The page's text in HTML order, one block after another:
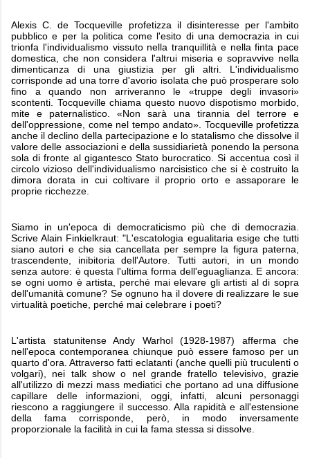
Alexis C. de Tocqueville profetizza il disinteresse per l'ambito
pubblico e per la politica come l'esito di una democrazia in cui
trionfa l'individualismo vissuto nella tranquillità e nella finta pace
domestica, che non considera l'altrui miseria e sopravvive nella
dimenticanza di una giustizia per gli altri. L'individualismo
corrisponde ad una torre d'avorio isolata che può prosperare solo
fino a quando non arriveranno le «truppe degli invasori»
scontenti. Tocqueville chiama questo nuovo dispotismo morbido,
mite e paternalistico. «Non sarà una tirannia del terrore e
dell'oppressione, come nel tempo andato». Tocqueville profetizza
anche il declino della partecipazione e lo statalismo che dissolve il
valore delle associazioni e della sussidiarietà ponendo la persona
sola di fronte al gigantesco Stato burocratico. Si accentua così il
circolo vizioso dell'individualismo narcisistico che si è costruito la
dimora dorata in cui coltivare il proprio orto e assaporare le
proprie ricchezze.
Siamo in un'epoca di democraticismo più che di democrazia.
Scrive Alain Finkielkraut: "L'escatologia egualitaria esige che tutti
siano autori e che sia cancellata per sempre la figura paterna,
trascendente, inibitoria dell'Autore. Tutti autori, in un mondo
senza autore: è questa l'ultima forma dell'eguaglianza. E ancora:
se ogni uomo è artista, perché mai elevare gli artisti al di sopra
dell'umanità comune? Se ognuno ha il dovere di realizzare le sue
virtualità poetiche, perché mai celebrare i poeti?
L'artista statunitense Andy Warhol (1928-1987) afferma che
nell'epoca contemporanea chiunque può essere famoso per un
quarto d'ora. Attraverso fatti eclatanti (anche quelli più truculenti o
volgari), nei talk show o nel grande fratello televisivo, grazie
all'utilizzo di mezzi mass mediatici che portano ad una diffusione
capillare delle informazioni, oggi, infatti, alcuni personaggi
riescono a raggiungere il successo. Alla rapidità e all'estensione
della fama corrisponde, però, in modo inversamente
proporzionale la facilità in cui la fama stessa si dissolve.